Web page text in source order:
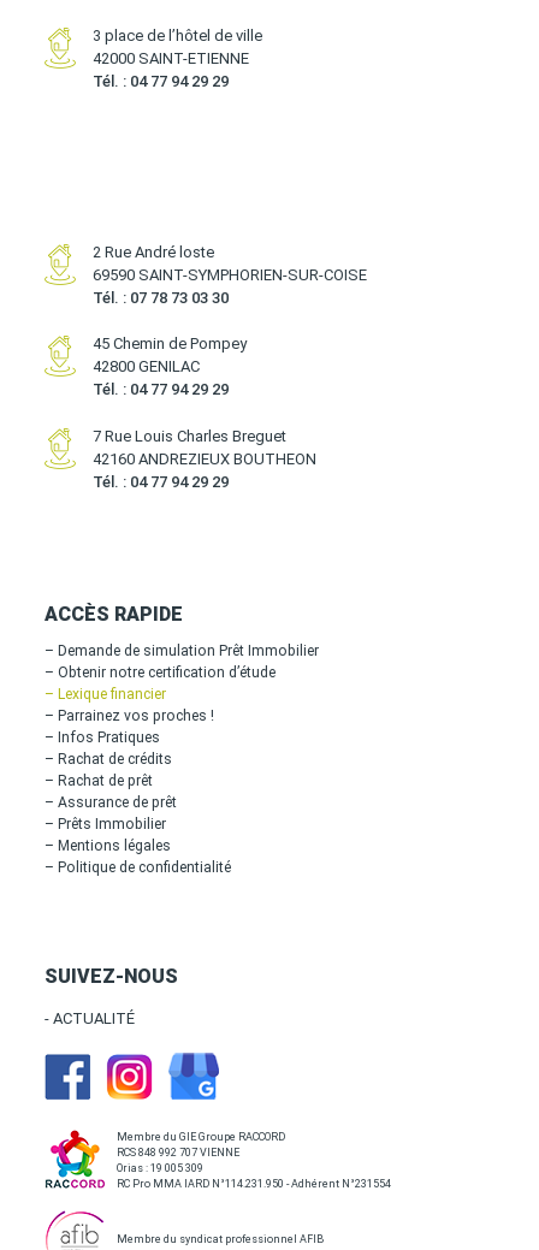
3 place de l’hôtel de ville
42000 SAINT-ETIENNE
Tél. : 04 77 94 29 29
2 Rue André loste
69590 SAINT-SYMPHORIEN-SUR-COISE
Tél. : 07 78 73 03 30
45 Chemin de Pompey
42800 GENILAC
Tél. : 04 77 94 29 29
7 Rue Louis Charles Breguet
42160 ANDREZIEUX BOUTHEON
Tél. : 04 77 94 29 29
ACCÈS RAPIDE
– Demande de simulation Prêt Immobilier
– Obtenir notre certification d’étude
– Lexique financier
– Parrainez vos proches !
– Infos Pratiques
– Rachat de crédits
– Rachat de prêt
– Assurance de prêt
– Prêts Immobilier
– Mentions légales
– Politique de confidentialité
SUIVEZ-NOUS
- ACTUALITÉ
Membre du GIE Groupe RACCORD
RCS 848 992 707 VIENNE
Orias : 19 005 309
RC Pro MMA IARD N°114.231.950 - Adhérent N°231554
Membre du syndicat professionnel AFIB